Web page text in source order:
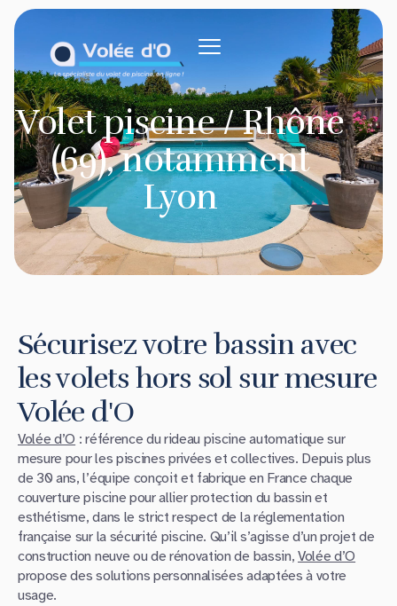
principal
Volet piscine / Rhône
(69), notamment
Lyon
Sécurisez votre bassin avec
les volets hors sol sur mesure
Volée d'O
Volée d’O : référence du rideau piscine automatique sur
mesure pour les piscines privées et collectives. Depuis plus
de 30 ans, l’équipe conçoit et fabrique en France chaque
couverture piscine pour allier protection du bassin et
esthétisme, dans le strict respect de la réglementation
française sur la sécurité piscine. Qu’il s’agisse d’un projet de
construction neuve ou de rénovation de bassin, Volée d’O
propose des solutions personnalisées adaptées à votre
usage.